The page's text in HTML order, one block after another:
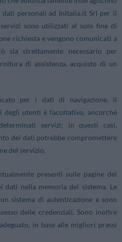
personali ad InItalia.it Srl per il
sono utilizzati al solo fine di
richiesta e vengono comunicati a
strettamente necessario per
di assistenza, acquisto di un
per i dati di navigazione, il
degli utenti è facoltativo, ancorché
servizi; in questi casi,
dei dati potrebbe compromettere
del servizio.
presenti sulle pagine del
dati nella memoria del sistema. Le
sistema di autenticazione e sono
delle credenziali. Sono inoltre
in base alle migliori prassi